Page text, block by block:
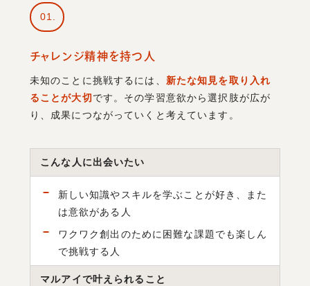
01
チャレンジ精神を持つ人
未知のことに挑戦するには、 新たな知見を取り入れ
ることが大切です。その学習意欲から選択肢が広が
り、成果につながっていくと考えています。
こんな人に出会いたい
新しい知識やスキルを学ぶことが好き、また
は意欲がある人
ワクワク創出のために困難な課題でも楽しん
で挑戦する人
マルアイで叶えられること